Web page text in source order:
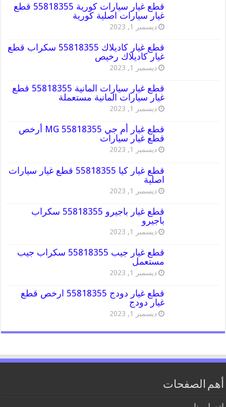
قطع غيار سيارات كورية 55818355 قطع
غيار سيارات اصلية كورية
ديسمبر 1, 2023
قطع غيار كاديلاك 55818355 سكراب قطع
غيار كاديلاك رخيص
ديسمبر 1, 2023
قطع غيار سيارات المانية 55818355 قطع
غيار سيارات المانية مستعملة
ديسمبر 1, 2023
قطع غيار أم جي MG 55818355 أرخص
قطع غيار سيارات
ديسمبر 1, 2023
قطع غيار كيا 55818355 قطع غيار سيارات
اصلية
ديسمبر 1, 2023
قطع غيار باجيرو 55818355 سكراب
باجيرو
ديسمبر 1, 2023
قطع غيار جيب 55818355 سكراب جيب
مستعمل
ديسمبر 1, 2023
قطع غيار دودج 55818355 ارخص قطع
غيار دودج
ديسمبر 1, 2023
أهم الصفحات